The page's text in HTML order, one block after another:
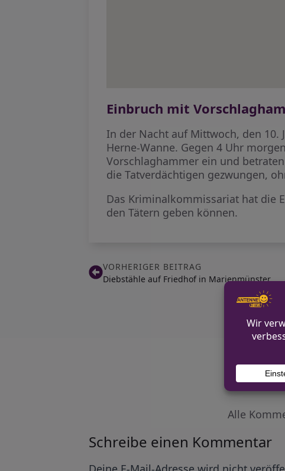
Einbruch mit
In der Nacht auf Mittwoch, den 10.
Herne-Wanne. Gegen 4 Uhr
Vorschlaghammer ein und
die Tatverdächtigen gezwungen,
Das Kriminalkommissariat hat die
den Tätern geben können.
VORHERIGER BEITRAG
Diebstähle auf Friedhof in Marienmünster
Alle
Schreibe einen Kommentar